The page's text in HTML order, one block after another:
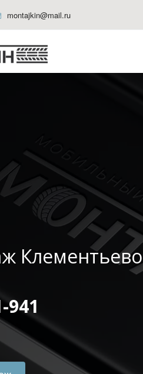
montajkin@mail.ru
Клементьево
941